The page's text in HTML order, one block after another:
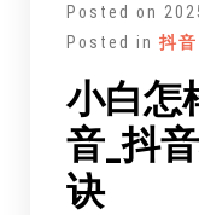
Posted on
Posted in 抖
小白怎
音_抖
诀